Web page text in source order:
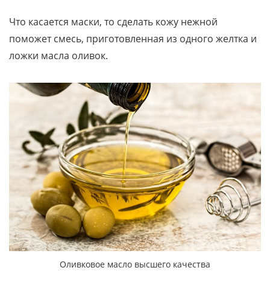
Что касается маски, то сделать кожу нежной
поможет смесь, приготовленная из одного желтка и
ложки масла оливок.
Оливковое масло высшего качества